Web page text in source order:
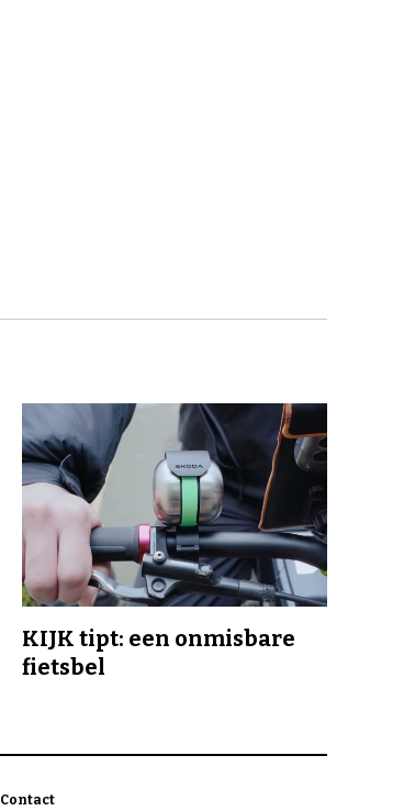
KIJK tipt: een onmisbare
fietsbel
Contact